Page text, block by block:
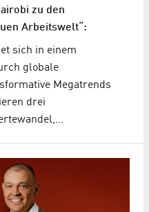
zu den
Arbeitswelt“:
sich in einem
globale
Megatrends
drei